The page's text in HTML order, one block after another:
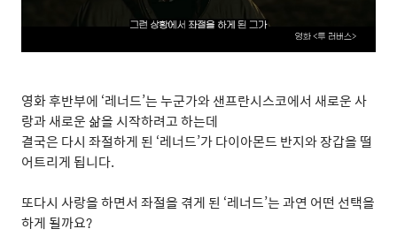
영화 후반부에 ‘레너드’는 누군가와 샌프란시스코에서 새로운 사
랑과 새로운 삶을 시작하려고 하는데
결국은 다시 좌절하게 된 ‘레너드’가 다이아몬드 반지와 장갑을 떨
어트리게 됩니다.
또다시 사랑을 하면서 좌절을 겪게 된 ‘레너드’는 과연 어떤 선택을
하게 될까요?